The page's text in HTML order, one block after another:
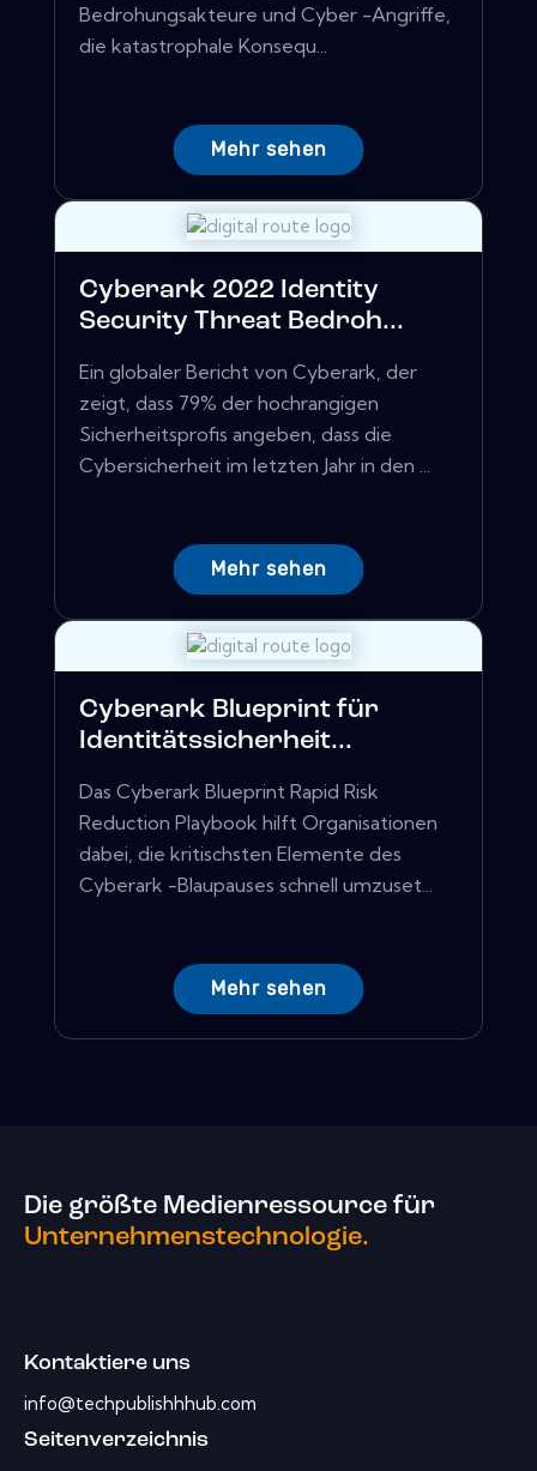
Bedrohungsakteure und Cyber ​​-Angriffe,
die katastrophale Konsequ...
Mehr sehen
Cyberark 2022 Identity
Security Threat Bedroh...
Ein globaler Bericht von Cyberark, der
zeigt, dass 79% der hochrangigen
Sicherheitsprofis angeben, dass die
Cybersicherheit im letzten Jahr in den ...
Mehr sehen
Cyberark Blueprint für
Identitätssicherheit...
Das Cyberark Blueprint Rapid Risk
Reduction Playbook hilft Organisationen
dabei, die kritischsten Elemente des
Cyberark -Blaupauses schnell umzuset...
Mehr sehen
Die größte Medienressource für
Unternehmenstechnologie.
Kontaktiere uns
info@techpublishhhub.com
Seitenverzeichnis